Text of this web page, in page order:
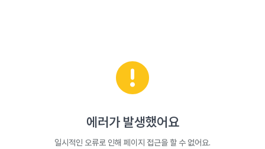
에러가 발생했어요
일시적인 오류로 인해 페이지 접근을 할 수 없어요.